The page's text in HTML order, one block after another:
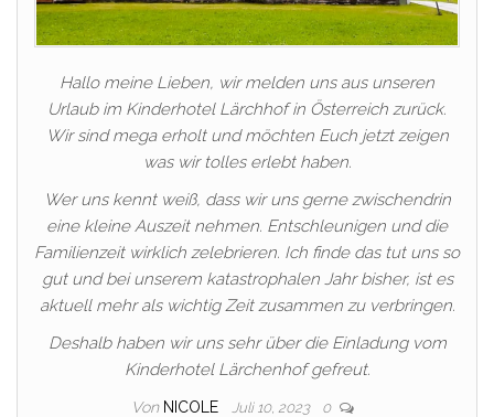
Hallo meine Lieben, wir melden uns aus unseren
Urlaub im Kinderhotel Lärchhof in Österreich zurück.
Wir sind mega erholt und möchten Euch jetzt zeigen
was wir tolles erlebt haben.
Wer uns kennt weiß, dass wir uns gerne zwischendrin
eine kleine Auszeit nehmen. Entschleunigen und die
Familienzeit wirklich zelebrieren. Ich finde das tut uns so
gut und bei unserem katastrophalen Jahr bisher, ist es
aktuell mehr als wichtig Zeit zusammen zu verbringen.
Deshalb haben wir uns sehr über die Einladung vom
Kinderhotel Lärchenhof gefreut.
Von NICOLE Juli 10, 2023 0